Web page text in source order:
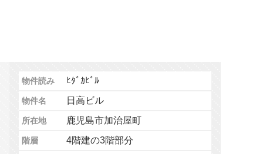
物件読み ﾋﾀﾞｶﾋﾞﾙ
物件名 日高ビル
所在地 鹿児島市加治屋町
階層 4階建の3階部分